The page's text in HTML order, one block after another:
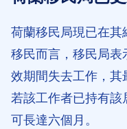
荷蘭移民局現已在
移民而言，移民局
效期間失去工作，其
若該工作者已持有該
可長達六個月。